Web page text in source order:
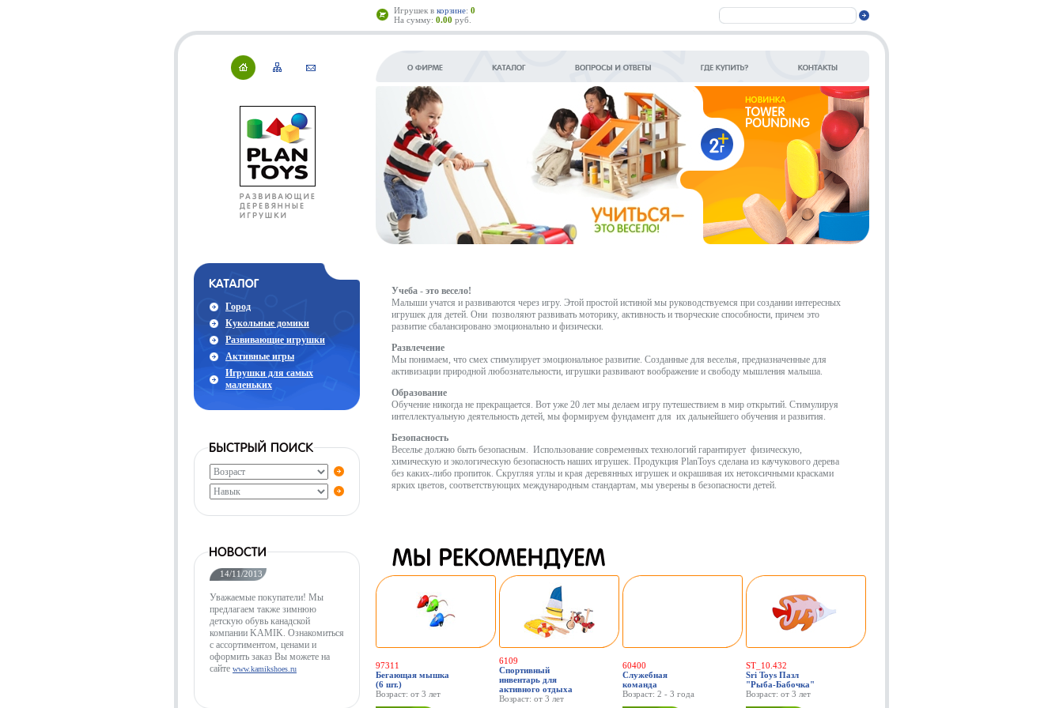
Игрушек в корзине: 0
На сумму: 0.00 руб.
Город
Кукольные домики
Развивающие игрушки
Активные игры
Игрушки для самых
маленьких
14/11/2013
Уважаемые покупатели! Мы
предлагаем также зимнюю
детскую обувь канадской
компании KAMIK. Ознакомиться
с ассортиментом, ценами и
оформить заказ Вы можете на
сайте www.kamikshoes.ru
Учеба - это весело!
Малыши учатся и развиваются через игру. Этой простой истиной мы руководствуемся при создании интересных
игрушек для детей. Они позволяют развивать моторику, активность и творческие способности, причем это
развитие сбалансировано эмоционально и физически.
Развлечение
Мы понимаем, что смех стимулирует эмоциональное развитие. Созданные для веселья, предназначенные для
активизации природной любознательности, игрушки развивают воображение и свободу мышления малыша.
Образование
Обучение никогда не прекращается. Вот уже 20 лет мы делаем игру путешествием в мир открытий. Стимулируя
интеллектуальную деятельность детей, мы формируем фундамент для их дальнейшего обучения и развития.
Безопасность
Веселье должно быть безопасным. Использование современных технологий гарантирует физическую,
химическую и экологическую безопасность наших игрушек. Продукция PlanToys сделана из каучукового дерева
без каких-либо пропиток. Скругляя углы и края деревянных игрушек и окрашивая их нетоксичными красками
ярких цветов, соответствующих международным стандартам, мы уверены в безопасности детей.
97311
Бегающая мышка
(6 шт.)
Возраст: от 3 лет
6109
Спортивный
инвентарь для
активного отдыха
Возраст: от 3 лет
60400
Служебная
команда
Возраст: 2 - 3 года
ST_10.432
Sri Toys Пазл
"Рыба-Бабочка"
Возраст: от 3 лет